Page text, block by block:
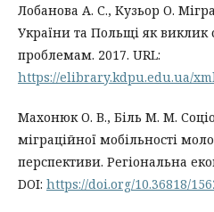
Лобанова А. С., Кузьор О.
України та Польщі як
проблемам. 2017. URL:
https://elibrary.kdpu.edu.ua/
Махонюк О. В., Біль М. М.
міграційної мобільності
перспективи. Регіональна
DOI: https://doi.org/10.36818/